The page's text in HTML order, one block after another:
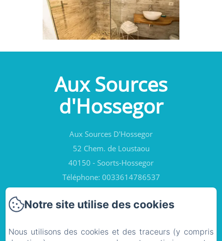
Aux Sources
d'Hossegor
Aux Sources D'Hossegor
52 Chem. de Loustaou
40150 - Soorts-Hossegor
Téléphone: 0033614786537
Notre site utilise des cookies
Nous utilisons des cookies et des traceurs (y compris